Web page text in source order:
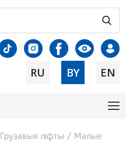
RU BY EN
Грузавыя ліфты / Малые